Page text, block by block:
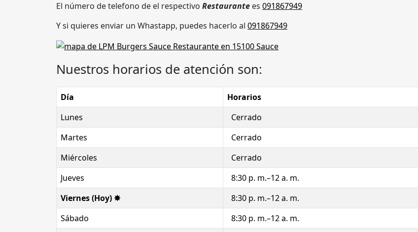
El número de telefono de el respectivo Restaurante es 091867949
Y si quieres enviar un Whastapp, puedes hacerlo al 091867949
Nuestros horarios de atención son:
Día
Horarios
Lunes
Cerrado
Martes
Cerrado
Miércoles
Cerrado
Jueves
8:30 p. m.–12 a. m.
Viernes (Hoy) ✸
8:30 p. m.–12 a. m.
Sábado
8:30 p. m.–12 a. m.